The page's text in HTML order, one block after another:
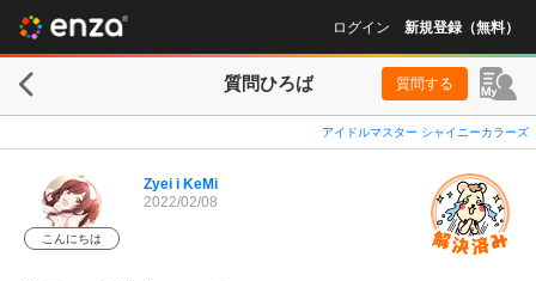
ログイン 新規登録（無料）
質問ひろば 質問する
アイドルマスター シャイニーカラーズ
こんにちは
Zyei i KeMi
2022/02/08